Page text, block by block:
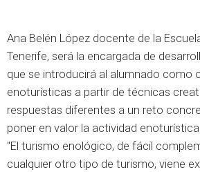
Ana Belén López docente de la
Tenerife, será la encargada de
que se introducirá al alumnado como
enoturísticas a partir de técnicas
respuestas diferentes a un reto
poner en valor la actividad
"El turismo enológico, de fácil
cualquier otro tipo de turismo, viene